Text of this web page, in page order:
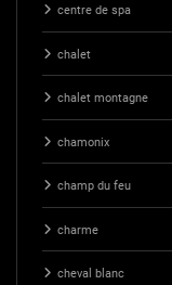
centre de spa
chalet
chalet montagne
chamonix
champ du feu
charme
cheval blanc